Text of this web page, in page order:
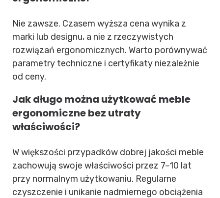
Nie zawsze. Czasem wyższa cena wynika z
marki lub designu, a nie z rzeczywistych
rozwiązań ergonomicznych. Warto porównywać
parametry techniczne i certyfikaty niezależnie
od ceny.
Jak długo można użytkować meble
ergonomiczne bez utraty
właściwości?
W większości przypadków dobrej jakości meble
zachowują swoje właściwości przez 7–10 lat
przy normalnym użytkowaniu. Regularne
czyszczenie i unikanie nadmiernego obciążenia